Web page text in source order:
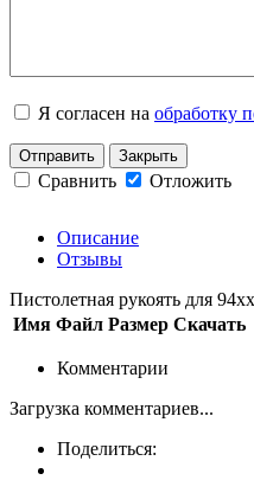
Я согласен на обработку
Отправить Закрыть
Сравнить Отложить
Описание
Отзывы
Пистолетная рукоять для
Имя Файл Размер Скачать
Комментарии
Загрузка комментариев...
Поделиться: